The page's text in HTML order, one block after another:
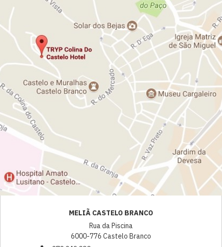
MELIÃ CASTELO BRANCO
Rua da Piscina
6000-776 Castelo Branco